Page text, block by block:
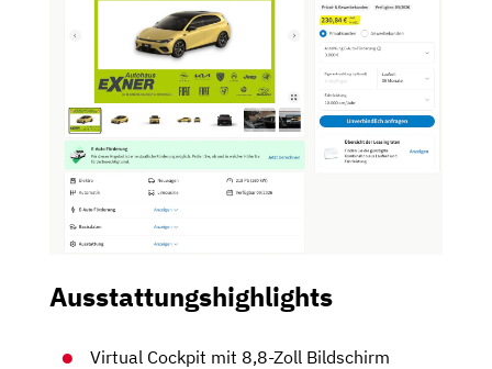
Ausstattungshighlights
Virtual Cockpit mit 8,8-Zoll Bildschirm